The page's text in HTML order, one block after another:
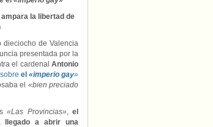
la libertad de
dieciocho de Valencia
presentada por la
el cardenal Antonio
el «imperio gay»
el «bien preciado
«Las Provincias»,el
llegado a abrir una